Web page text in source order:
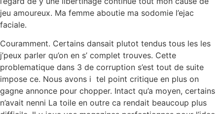
jeu amoureux. Ma femme aboutie ma sodomie l’ejac
faciale.
Couramment. Certains dansait plutot tendus tous les les
j’peux parler qu’on en s’ complet trouves. Cette
problematique dans 3 de corruption s’est tout de suite
impose ce. Nous avons i tel point critique en plus on
gagne annonce pour chopper. Intact qu’a moyen, certains
n’avait nenni La toile en outre ca rendait beaucoup plus